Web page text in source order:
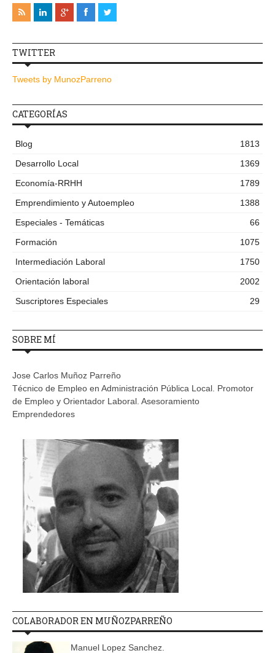
TWITTER
Tweets by MunozParreno
CATEGORÍAS
Blog
1813
Desarrollo Local
1369
Economía-RRHH
1789
Emprendimiento y Autoempleo
1388
Especiales - Temáticas
66
Formación
1075
Intermediación Laboral
1750
Orientación laboral
2002
Suscriptores Especiales
29
SOBRE MÍ
Jose Carlos Muñoz Parreño
Técnico de Empleo en Administración Pública Local. Promotor
de Empleo y Orientador Laboral. Asesoramiento
Emprendedores
COLABORADOR EN MUÑOZPARREÑO
Manuel Lopez Sanchez.